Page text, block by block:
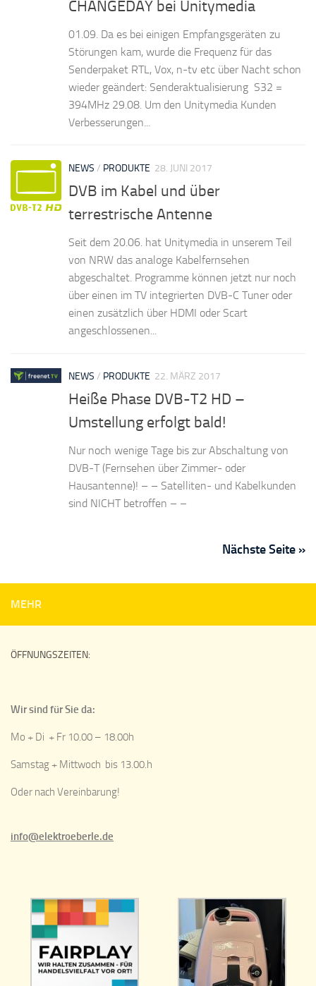
CHANGEDAY bei Unitymedia
01.09. Da es bei einigen Empfangsgeräten zu
Störungen kam, wurde die Frequenz für das
Senderpaket RTL, Vox, n-tv etc über Nacht schon
wieder geändert: Senderaktualisierung S32 =
394MHz 29.08. Um den Unitymedia Kunden
Verbesserungen...
NEWS / PRODUKTE 28. JUNI 2017
DVB im Kabel und über
terrestrische Antenne
Seit dem 20.06. hat Unitymedia in unserem Teil
von NRW das analoge Kabelfernsehen
abgeschaltet. Programme können jetzt nur noch
über einen im TV integrierten DVB-C Tuner oder
einen zusätzlich über HDMI oder Scart
angeschlossenen...
NEWS / PRODUKTE 22. MÄRZ 2017
Heiße Phase DVB-T2 HD –
Umstellung erfolgt bald!
Nur noch wenige Tage bis zur Abschaltung von
DVB-T (Fernsehen über Zimmer- oder
Hausantenne)! – – Satelliten- und Kabelkunden
sind NICHT betroffen – –
Nächste Seite »
MEHR
ÖFFNUNGSZEITEN:
Wir sind für Sie da:
Mo + Di + Fr 10.00 – 18.00h
Samstag + Mittwoch bis 13.00.h
Oder nach Vereinbarung!
info@elektroeberle.de